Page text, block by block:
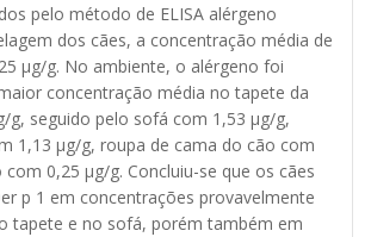
pelo método de ELISA alérgeno
dos cães, a concentração média de
μg/g. No ambiente, o alérgeno foi
concentração média no tapete da
g, seguido pelo sofá com 1,53 μg/g,
1,13 μg/g, roupa de cama do cão com
0,25 μg/g. Concluiu-se que os cães
p 1 em concentrações provavelmente
tapete e no sofá, porém também em